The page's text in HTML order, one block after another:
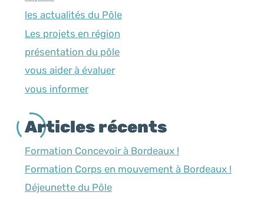
les actualités du Pôle
Les projets en région
présentation du pôle
vous aider à évaluer
vous informer
Articles récents
Formation Concevoir à Bordeaux !
Formation Corps en mouvement à Bordeaux !
Déjeunette du Pôle